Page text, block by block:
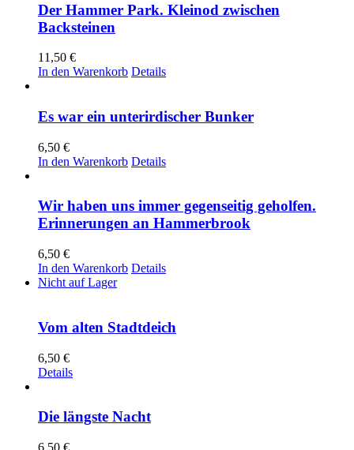
Der Hammer Park. Kleinod zwischen
Backsteinen
11,50 €
In den Warenkorb Details
Es war ein unterirdischer Bunker
6,50 €
In den Warenkorb Details
Wir haben uns immer gegenseitig geholfen.
Erinnerungen an Hammerbrook
6,50 €
In den Warenkorb Details
Nicht auf Lager
Vom alten Stadtdeich
6,50 €
Details
Die längste Nacht
6,50 €